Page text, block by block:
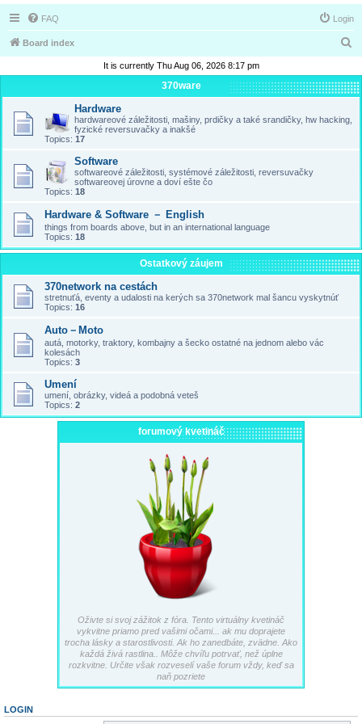
FAQ Login
Board index
a
r
It is currently Thu Aug 06, 2026 8:17 pm
370ware
Hardware
hardwareové záležitosti, mašiny, prdičky a také srandičky, hw hacking,
fyzické reversuvačky a inakšé
Topics: 17
Software
softwareové záležitosti, systémové záležitosti, reversuvačky
softwareovej úrovne a doví ešte čo
Topics: 18
Hardware & Software － English
things from boards above, but in an international language
Topics: 18
Ostatkový záujem
370network na cestách
stretnuťá, eventy a udalosti na kerých sa 370network mal šancu vyskytnúť
Topics: 16
Auto－Moto
autá, motorky, traktory, kombajny a šecko ostatné na jednom alebo vác
kolesách
Topics: 3
Umení
umení, obrázky, videá a podobná veteš
Topics: 2
forumový kvetináč
Oživte si svoj zážitok z fóra. Tento virtuálny kvetináč
vykvitne priamo pred vašimi očami... ak mu doprajete
trocha lásky a starostlivosti. Ak ho zanedbáte, zvädne. Ako
každá živá rastlina.. Môže chvíľu potrvať, než úplne
rozkvitne. Určite však rozveselí vaše forum vždy, keď sa
naň pozriete
LOGIN